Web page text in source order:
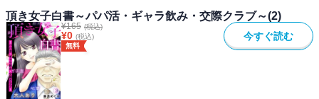
頂き女子白書～パパ活・ギャラ飲み・交際クラブ～(2)
¥165 (税込)
¥0 (税込)
無料
今すぐ読む